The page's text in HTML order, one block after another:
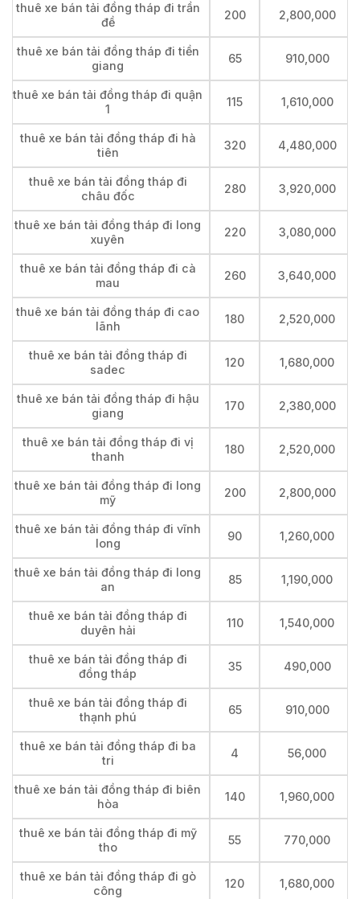
thuê xe bán tải đồng tháp đi trần
đề
200 2,800,000
thuê xe bán tải đồng tháp đi tiền
giang
65 910,000
thuê xe bán tải đồng tháp đi quận
1
115 1,610,000
thuê xe bán tải đồng tháp đi hà
tiên
320 4,480,000
thuê xe bán tải đồng tháp đi
châu đốc
280 3,920,000
thuê xe bán tải đồng tháp đi long
xuyên
220 3,080,000
thuê xe bán tải đồng tháp đi cà
mau
260 3,640,000
thuê xe bán tải đồng tháp đi cao
lãnh
180 2,520,000
thuê xe bán tải đồng tháp đi
sadec
120 1,680,000
thuê xe bán tải đồng tháp đi hậu
giang
170 2,380,000
thuê xe bán tải đồng tháp đi vị
thanh
180 2,520,000
thuê xe bán tải đồng tháp đi long
mỹ
200 2,800,000
thuê xe bán tải đồng tháp đi vĩnh
long
90 1,260,000
thuê xe bán tải đồng tháp đi long
an
85 1,190,000
thuê xe bán tải đồng tháp đi
duyên hải
110 1,540,000
thuê xe bán tải đồng tháp đi
đồng tháp
35 490,000
thuê xe bán tải đồng tháp đi
thạnh phú
65 910,000
thuê xe bán tải đồng tháp đi ba
tri
4 56,000
thuê xe bán tải đồng tháp đi biên
hòa
140 1,960,000
thuê xe bán tải đồng tháp đi mỹ
tho
55 770,000
thuê xe bán tải đồng tháp đi gò
công
120 1,680,000